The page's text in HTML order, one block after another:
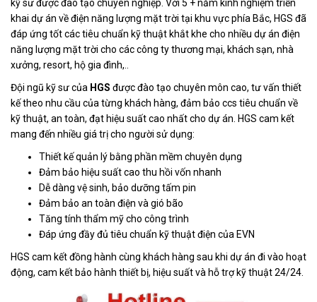
kỹ sư được đào tạo chuyên nghiệp. Với 5 + năm kinh nghiệm triển
khai dự án về điện năng lượng mặt trời tại khu vực phía Bắc, HGS đã
đáp ứng tốt các tiêu chuẩn kỹ thuật khắt khe cho nhiều dự án điện
năng lượng mặt trời cho các công ty thương mại, khách sạn, nhà
xưởng, resort, hộ gia đình,..
Đội ngũ kỹ sư của HGS được đào tạo chuyên môn cao, tư vấn thiết
kế theo nhu cầu của từng khách hàng, đảm bảo ccs tiêu chuẩn về
kỹ thuật, an toàn, đạt hiệu suất cao nhất cho dự án. HGS cam kết
mang đến nhiều giá trị cho người sử dụng:
Thiết kế quản lý bằng phần mềm chuyên dụng
Đảm bảo hiệu suất cao thu hồi vốn nhanh
Dễ dàng vệ sinh, bảo dưỡng tấm pin
Đảm bảo an toàn điện và gió bão
Tăng tính thẩm mỹ cho công trình
Đáp ứng đầy đủ tiêu chuẩn kỹ thuật điện của EVN
HGS cam kết đồng hành cùng khách hàng sau khi dự án đi vào hoạt
động, cam kết bảo hành thiết bị, hiệu suất và hỗ trợ kỹ thuật 24/24.